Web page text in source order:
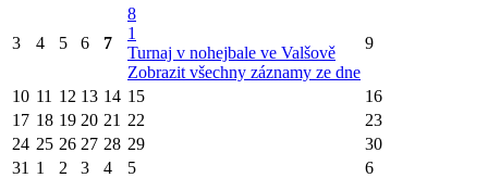
3 4 5 6 7
8
1
Turnaj v nohejbale ve Valšově
Zobrazit všechny záznamy ze dne
9
10 11 12 13 14 15
16
17 18 19 20 21 22
23
24 25 26 27 28 29
30
31 1 2 3 4 5 6